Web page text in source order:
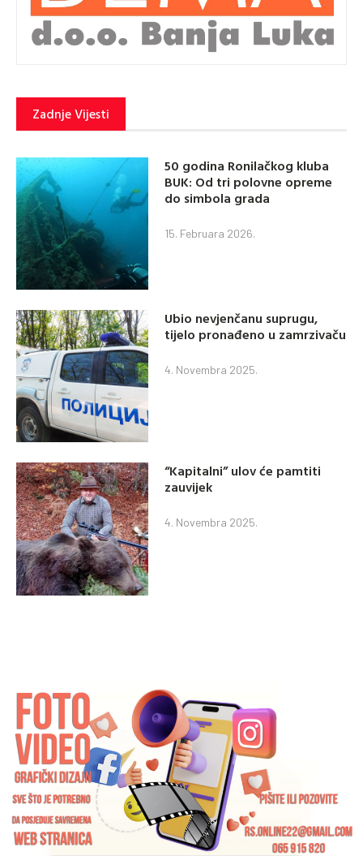
Zadnje Vijesti
50 godina Ronilačkog kluba
BUK: Od tri polovne opreme
do simbola grada
15. Februara 2026.
Ubio nevjenčanu suprugu,
tijelo pronađeno u zamrzivaču
4. Novembra 2025.
“Kapitalni” ulov će pamtiti
zauvijek
4. Novembra 2025.